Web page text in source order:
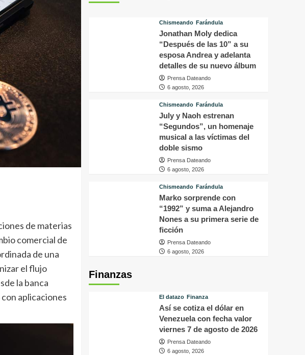
de materias
comercial de
de una
el flujo
la banca
con aplicaciones
Chismeando Farándula
Jonathan Moly dedica
“Después de las 10” a su
esposa Andrea y adelanta
detalles de su nuevo álbum
Prensa Dateando
6 agosto, 2026
Chismeando Farándula
July y Naoh estrenan
“Segundos”, un homenaje
musical a las víctimas del
doble sismo
Prensa Dateando
6 agosto, 2026
Chismeando Farándula
Marko sorprende con
“1992” y suma a Alejandro
Nones a su primera serie de
ficción
Prensa Dateando
6 agosto, 2026
Finanzas
El datazo Finanza
Así se cotiza el dólar en
Venezuela con fecha valor
viernes 7 de agosto de 2026
Prensa Dateando
6 agosto, 2026